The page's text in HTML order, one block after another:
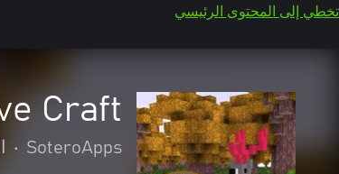
تخطي إلى المحتوى الرئيسي
Craft
SoteroApps
•